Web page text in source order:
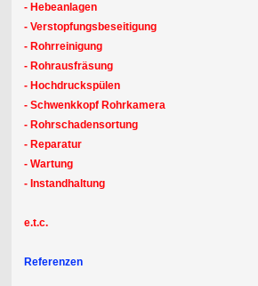
- Hebeanlagen
- Verstopfungsbeseitigung
- Rohrreinigung
- Rohrausfräsung
- Hochdruckspülen
- Schwenkkopf Rohrkamera
- Rohrschadensortung
- Reparatur
- Wartung
- Instandhaltung
e.t.c.
Referenzen